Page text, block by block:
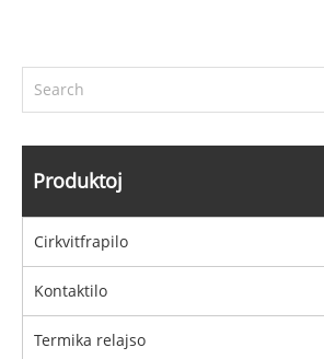
Produktoj
Cirkvitfrapilo
Kontaktilo
Termika relajso